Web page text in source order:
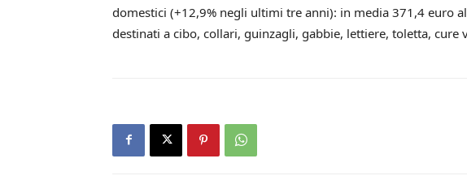
domestici (+12,9% negli ultimi tre anni): in media 371,4 euro
destinati a cibo, collari, guinzagli, gabbie, lettiere, toletta, cure